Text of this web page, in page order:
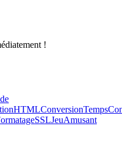
!
HTMLConversionTemps
SSLJeuAmusant